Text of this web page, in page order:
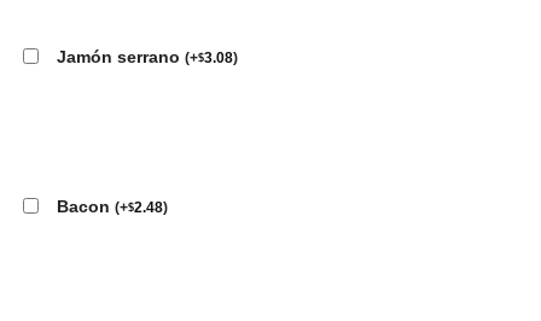
Jamón serrano (+$3.08)
Bacon (+$2.48)